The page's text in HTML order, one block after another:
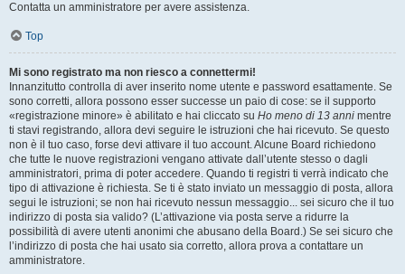
Contatta un amministratore per avere assistenza.
Top
Mi sono registrato ma non riesco a connettermi!
Innanzitutto controlla di aver inserito nome utente e password esattamente. Se
sono corretti, allora possono esser successe un paio di cose: se il supporto
«registrazione minore» è abilitato e hai cliccato su Ho meno di 13 anni mentre
ti stavi registrando, allora devi seguire le istruzioni che hai ricevuto. Se questo
non è il tuo caso, forse devi attivare il tuo account. Alcune Board richiedono
che tutte le nuove registrazioni vengano attivate dall’utente stesso o dagli
amministratori, prima di poter accedere. Quando ti registri ti verrà indicato che
tipo di attivazione è richiesta. Se ti è stato inviato un messaggio di posta, allora
segui le istruzioni; se non hai ricevuto nessun messaggio... sei sicuro che il tuo
indirizzo di posta sia valido? (L’attivazione via posta serve a ridurre la
possibilità di avere utenti anonimi che abusano della Board.) Se sei sicuro che
l’indirizzo di posta che hai usato sia corretto, allora prova a contattare un
amministratore.